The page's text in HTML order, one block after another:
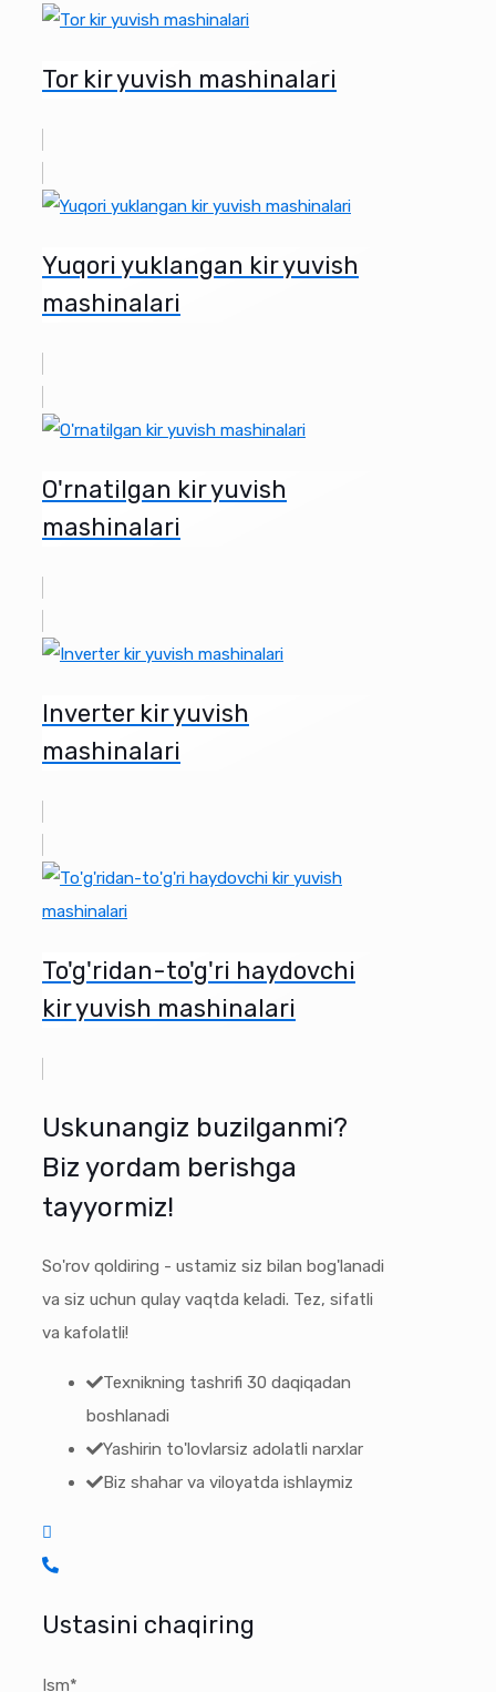
Tor kir yuvish mashinalari
Yuqori yuklangan kir yuvish
mashinalari
O'rnatilgan kir yuvish
mashinalari
Inverter kir yuvish
mashinalari
To'g'ridan-to'g'ri haydovchi
kir yuvish mashinalari
Uskunangiz buzilganmi?
Biz yordam berishga
tayyormiz!
So'rov qoldiring - ustamiz siz bilan bog'lanadi
va siz uchun qulay vaqtda keladi. Tez, sifatli
va kafolatli!
Texnikning tashrifi 30 daqiqadan
boshlanadi
Yashirin to'lovlarsiz adolatli narxlar
Biz shahar va viloyatda ishlaymiz
Ustasini chaqiring
Ism*